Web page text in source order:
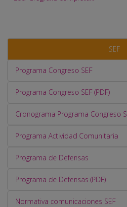
SEF
Programa Congreso SEF
Programa Congreso SEF (PDF)
Cronograma Programa Congreso
Programa Actividad Comunitaria
Programa de Defensas
Programa de Defensas (PDF)
Normativa comunicaciones SEF